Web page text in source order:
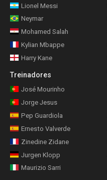
Lionel Messi
Neymar
Mohamed Salah
Kylian Mbappe
Harry Kane
Treinadores
José Mourinho
Jorge Jesus
Pep Guardiola
Ernesto Valverde
Zinedine Zidane
Jurgen Klopp
Maurizio Sarri